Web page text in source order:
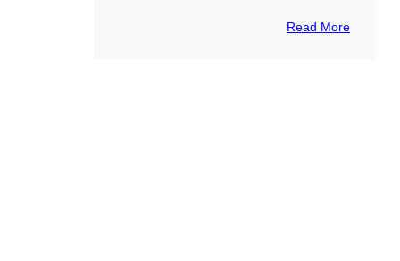
Read More